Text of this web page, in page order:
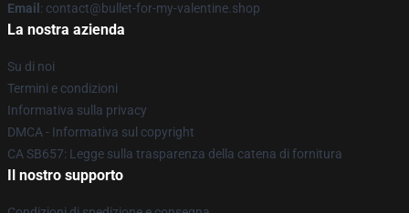
Email : contact@bullet-for-my-valentine.shop
La nostra azienda
Su di noi
Termini e condizioni
Informativa sulla privacy
DMCA - Informativa sul copyright
CA SB657: Legge sulla trasparenza della catena di fornitura
Il nostro supporto